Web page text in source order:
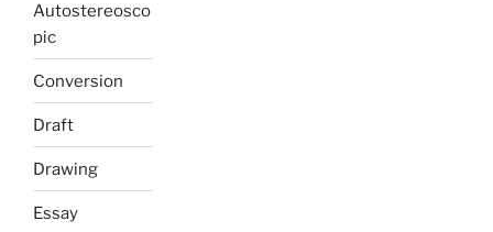
Autostereosco
pic
Conversion
Draft
Drawing
Essay